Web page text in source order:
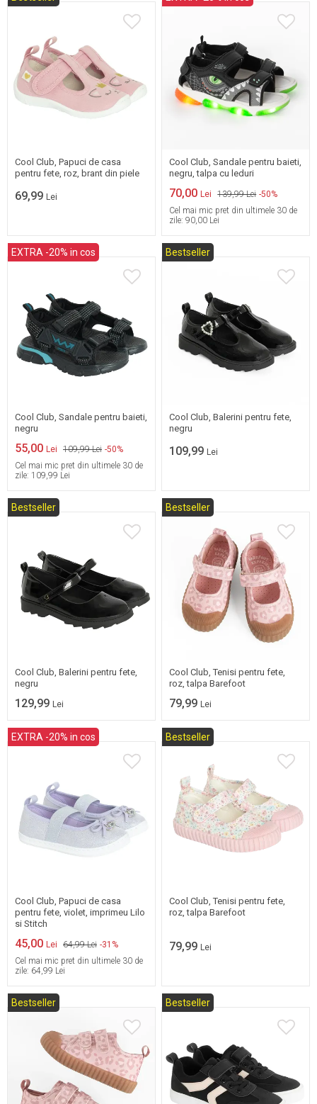
21
Cool Club, Papuci de casa
pentru fete, roz, brant din piele
69,99 Lei
Cool Club, Sandale pentru baieti,
negru, talpa cu leduri
70,00 Lei 139,99 Lei -50%
Cel mai mic pret din ultimele 30 de
zile: 90,00 Lei
EXTRA -20% in cos
Cool Club, Sandale pentru baieti,
negru
55,00 Lei 109,99 Lei -50%
Cel mai mic pret din ultimele 30 de
zile: 109,99 Lei
Bestseller
28
Cool Club, Balerini pentru fete,
negru
109,99 Lei
Bestseller
32 33
Cool Club, Balerini pentru fete,
negru
129,99 Lei
Bestseller
20 21 22
23
Cool Club, Tenisi pentru fete,
roz, talpa Barefoot
79,99 Lei
EXTRA -20% in cos
Cool Club, Papuci de casa
pentru fete, violet, imprimeu Lilo
si Stitch
45,00 Lei 64,99 Lei -31%
Cel mai mic pret din ultimele 30 de
zile: 64,99 Lei
Bestseller
Cool Club, Tenisi pentru fete,
roz, talpa Barefoot
79,99 Lei
Bestseller Bestseller